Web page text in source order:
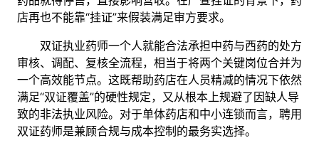
店再也不能靠“挂证”来假装满足审方要求。
双证执业药师一个人就能合法承担中药与西药的处方
审核、调配、复核全流程，相当于将两个关键岗位合并为
一个高效能节点。这既帮助药店在人员精减的情况下依然
满足“双证覆盖”的硬性规定，又从根本上规避了因缺人导
致的非法执业风险。对于单体药店和中小连锁而言，聘用
双证药师是兼顾合规与成本控制的最务实选择。